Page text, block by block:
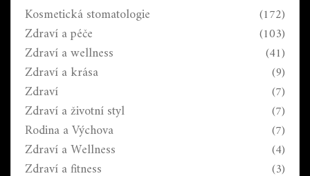
Kosmetická stomatologie (172)
Zdraví a péče (103)
Zdraví a wellness (41)
Zdraví a krása (9)
Zdraví (7)
Zdraví a životní styl (7)
Rodina a Výchova (7)
Zdraví a Wellness (4)
Zdraví a fitness (3)